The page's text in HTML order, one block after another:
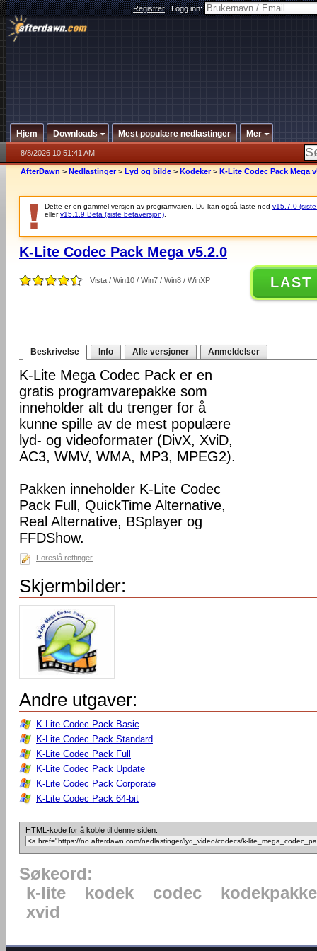
Registrer|Logg inn:
Hjem Downloads Mest populære nedlastinger Mer
8/8/2026 10:51:41 AM
AfterDawn > Nedlastinger > Lyd og bilde > Kodeker > K-Lite Codec Pack Mega
Dette er en gammel versjon av programvaren. Du kan også laste ned v15.7.0
ellerv15.1.9 Beta (siste betaversjon)
K-Lite Codec Pack Mega v5.2.0
Vista / Win10 / Win7 / Win8 / WinXP LAST
Beskrivelse Info Alle versjoner Anmeldelser
K-Lite Mega Codec Pack er en
gratis programvarepakke som
inneholder alt du trenger for å
kunne spille av de mest populære
lyd- og videoformater (DivX, XviD,
AC3, WMV, WMA, MP3, MPEG2).
Pakken inneholder K-Lite Codec
Pack Full, QuickTime Alternative,
Real Alternative, BSplayer og
FFDShow.
Foreslå rettinger
Skjermbilder:
Andre utgaver:
K-Lite Codec Pack Basic
K-Lite Codec Pack Standard
K-Lite Codec Pack Full
K-Lite Codec Pack Update
K-Lite Codec Pack Corporate
K-Lite Codec Pack 64-bit
HTML-kode for å koble til denne siden:
Søkeord:
k-lite
kodek codec
kodekpakke
xvid